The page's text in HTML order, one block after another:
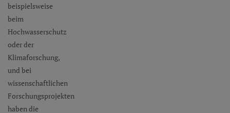
beispielsweise
beim
Hochwasserschutz
oder der
Klimaforschung,
und bei
wissenschaftlichen
Forschungsprojekten
haben die